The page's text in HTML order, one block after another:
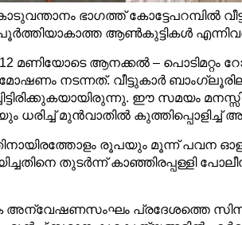
ഭാഗത്ത് കോട്ടേപറമ്പിൽ
ആൺകുട്ടികൾ
മണിയോടെ ആനക്കൽ – പൊടിമറ്റം
നടന്നത്. വീട്ടുകാർ
ഈ സമയം
ധരിച്ച് മുൻവാതിൽ
രൂപയും മൂന്ന് പവന
തുടർന്ന്
അന്വേഷണസംഘം പ്രദേശത്തെ
ഡെയ്‌ലി മലയാളി ന്യൂസ്,